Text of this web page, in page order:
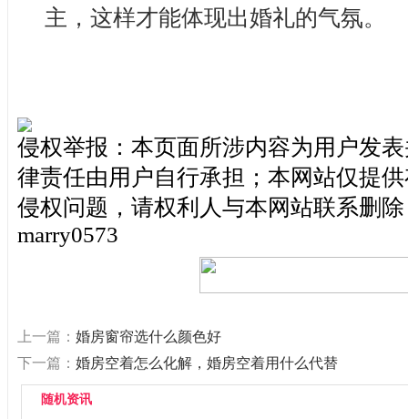
主，这样才能体现出婚礼的气氛。
侵权举报：本页面所涉内容为用户发
律责任由用户自行承担；本网站仅提
侵权问题，请权利人与本网站联系删
marry0573
上一篇： 婚房窗帘选什么颜色好
下一篇： 婚房空着怎么化解，婚房空着用什么代替
随机资讯